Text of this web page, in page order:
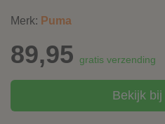
Merk: Puma
89,95 gratis verzending
Bekijk